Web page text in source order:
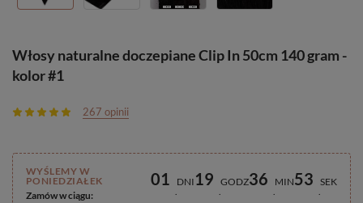
Włosy naturalne doczepiane Clip In 50cm 140 gram -
kolor #1
267 opinii
WYŚLEMY W
PONIEDZIAŁEK
Zamów w ciągu:
01 DNI 19 GODZ36 MIN52 SEK